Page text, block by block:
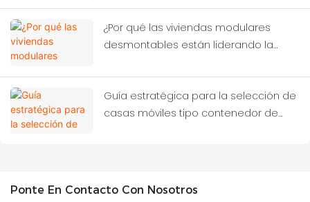
¿Por qué las viviendas modulares
desmontables están liderando la
construcción?
Guía estratégica para la selección de
casas móviles tipo contenedor de
Ponte En Contacto Con Nosotros